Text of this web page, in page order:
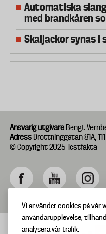
Vi använder cookies på
användarupplevelse,
analysera vår trafik.
Automatiska
med brandkåren
Skaljackor synas i
Ansvarig utgivare Bengt
Adress Drottninggatan 81A,
© Copyright 2025 Testfakta